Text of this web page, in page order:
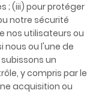
; (iii) pour protéger
notre sécurité
nos utilisateurs ou
nous ou l'une de
un
y compris par le
acquisition ou